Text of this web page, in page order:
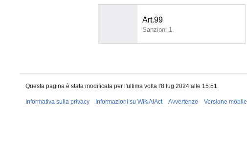
Art.99
Sanzioni 1.
Questa pagina è stata modificata per l'ultima volta l'8 lug 2024 alle 15:51.
Informativa sulla privacy Informazioni su WikiAiAct Avvertenze Versione mobile